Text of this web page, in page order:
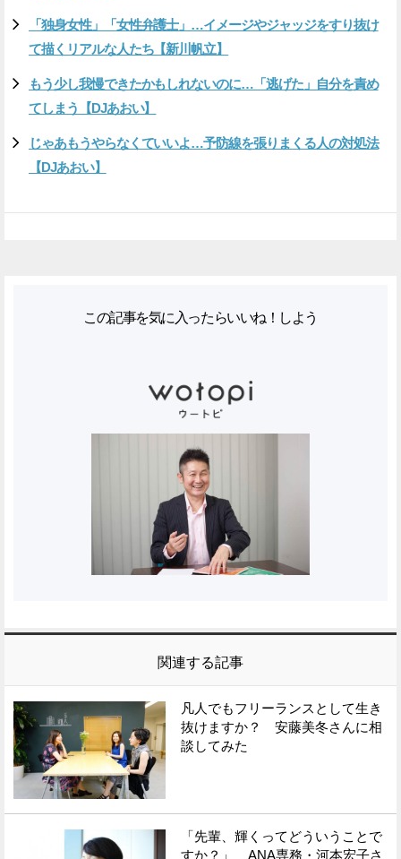
「独身女性」「女性弁護士」…イメージやジャッジをすり抜け
て描くリアルな人たち【新川帆立】
もう少し我慢できたかもしれないのに…「逃げた」自分を責め
てしまう【DJあおい】
じゃあもうやらなくていいよ…予防線を張りまくる人の対処法
【DJあおい】
この記事を気に入ったらいいね！しよう
関連する記事
凡人でもフリーランスとして生き
抜けますか？ 安藤美冬さんに相
談してみた
「先輩、輝くってどういうことで
すか？」 ANA専務・河本宏子さ